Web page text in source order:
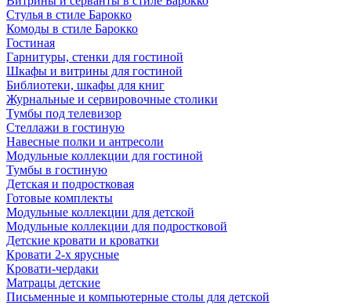
Стулья в стиле Барокко
Комоды в стиле Барокко
Гостиная
Гарнитуры, стенки для гостиной
Шкафы и витрины для гостиной
Библиотеки, шкафы для книг
Журнальные и сервировочные столики
Тумбы под телевизор
Стеллажи в гостиную
Навесные полки и антресоли
Модульные коллекции для гостиной
Тумбы в гостиную
Детская и подростковая
Готовые комплекты
Модульные коллекции для детской
Модульные коллекции для подростковой
Детские кровати и кроватки
Кровати 2-х ярусные
Кровати-чердаки
Матрацы детские
Письменные и компьютерные столы для детской